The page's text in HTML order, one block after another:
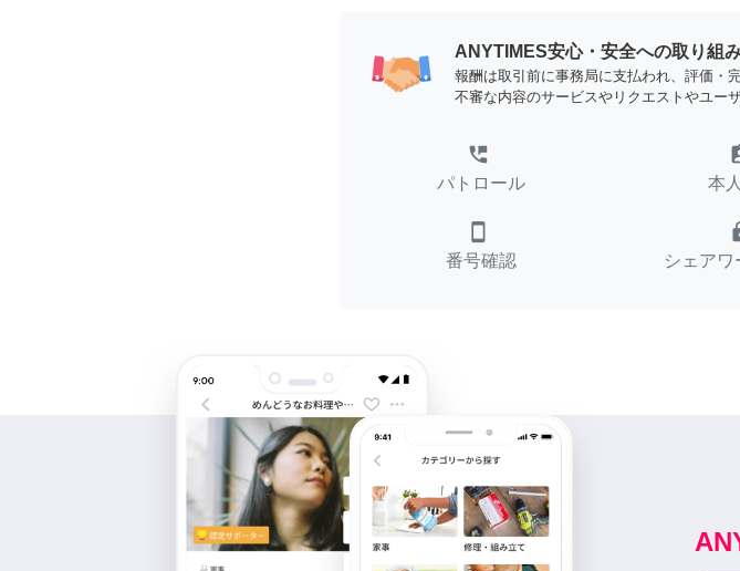
ANYTIMES安心・安全への取り組
報酬は取引前に事務局に支払われ、評価・
不審な内容のサービスやリクエストやユー
perm_phone_msg
パトロール 本
smartphone
番号確認 シェアワ